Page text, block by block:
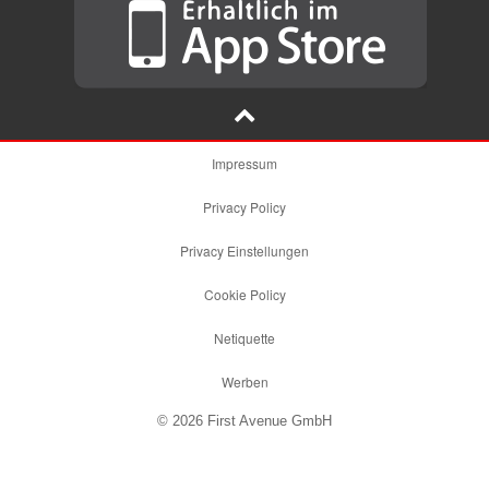
Impressum
Privacy Policy
Privacy Einstellungen
Cookie Policy
Netiquette
Werben
© 2026 First Avenue GmbH